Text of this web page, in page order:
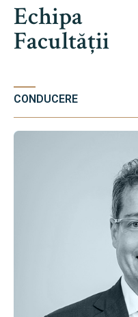
Echipa
Facultății
CONDUCERE